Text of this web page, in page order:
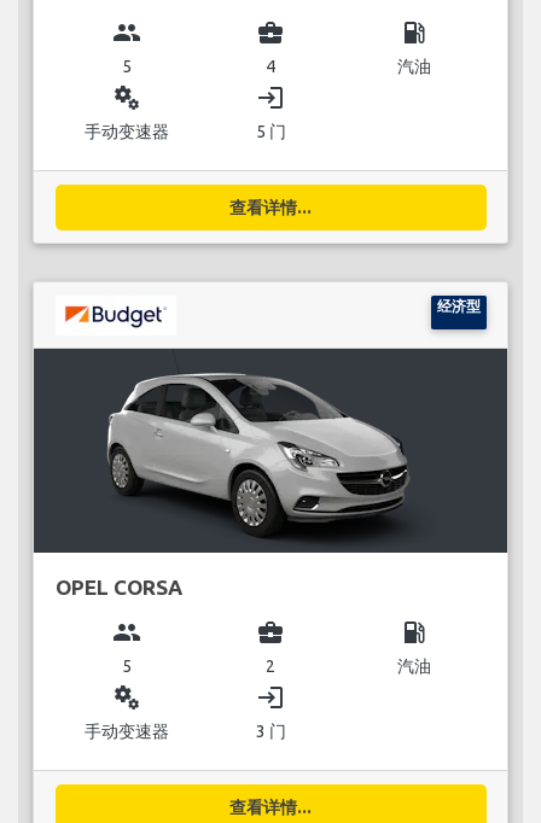
group
5
business_center
4
local_gas_station
汽油
miscellaneous_services
手动变速器
login
5 门
查看详情...
经济型
OPEL CORSA
group
5
business_center
2
local_gas_station
汽油
miscellaneous_services
手动变速器
login
3 门
查看详情...